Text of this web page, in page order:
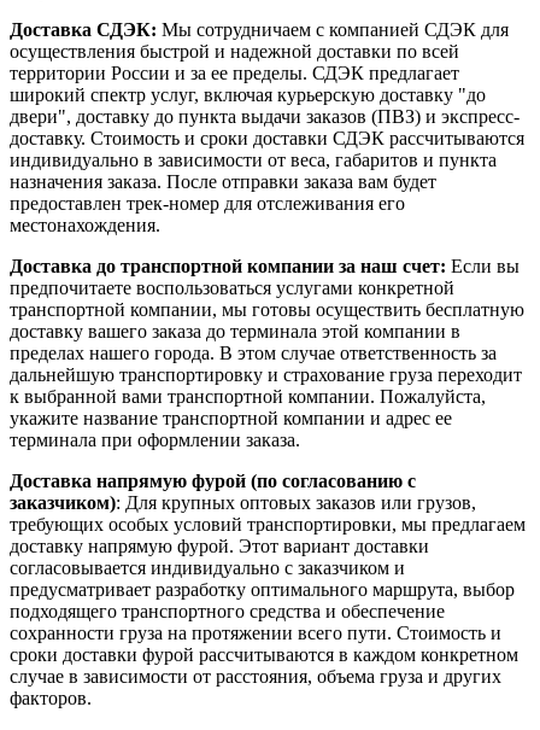
Доставка СДЭК: Мы сотрудничаем с компанией СДЭК для
осуществления быстрой и надежной доставки по всей
территории России и за ее пределы. СДЭК предлагает
широкий спектр услуг, включая курьерскую доставку "до
двери", доставку до пункта выдачи заказов (ПВЗ) и экспресс-
доставку. Стоимость и сроки доставки СДЭК рассчитываются
индивидуально в зависимости от веса, габаритов и пункта
назначения заказа. После отправки заказа вам будет
предоставлен трек-номер для отслеживания его
местонахождения.
Доставка до транспортной компании за наш счет: Если вы
предпочитаете воспользоваться услугами конкретной
транспортной компании, мы готовы осуществить бесплатную
доставку вашего заказа до терминала этой компании в
пределах нашего города. В этом случае ответственность за
дальнейшую транспортировку и страхование груза переходит
к выбранной вами транспортной компании. Пожалуйста,
укажите название транспортной компании и адрес ее
терминала при оформлении заказа.
Доставка напрямую фурой (по согласованию с
заказчиком): Для крупных оптовых заказов или грузов,
требующих особых условий транспортировки, мы предлагаем
доставку напрямую фурой. Этот вариант доставки
согласовывается индивидуально с заказчиком и
предусматривает разработку оптимального маршрута, выбор
подходящего транспортного средства и обеспечение
сохранности груза на протяжении всего пути. Стоимость и
сроки доставки фурой рассчитываются в каждом конкретном
случае в зависимости от расстояния, объема груза и других
факторов.